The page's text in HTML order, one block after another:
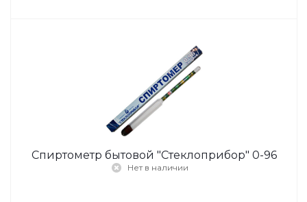
Спиртометр бытовой "Стеклоприбор" 0-96
Нет в наличии